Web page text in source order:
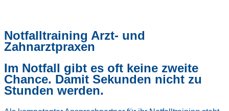
Notfalltraining Arzt- und
Zahnarztpraxen
Im Notfall gibt es oft keine zweite
Chance. Damit Sekunden nicht zu
Stunden werden.